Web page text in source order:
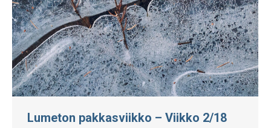
Lumeton pakkasviikko – Viikko 2/18